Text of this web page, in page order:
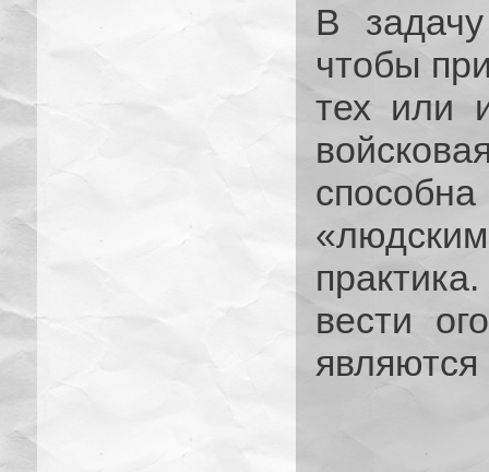
В
чтобы
тех или
вести
являются